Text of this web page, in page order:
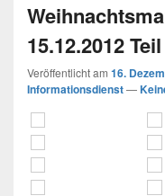
15.12.2012 Teil
Veröffentlicht am 16.
Informationsdienst—